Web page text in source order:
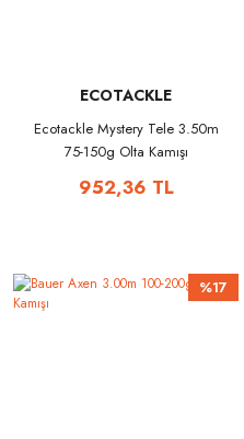
ECOTACKLE
Ecotackle Mystery Tele 3.50m
75-150g Olta Kamışı
952,36 TL
%17